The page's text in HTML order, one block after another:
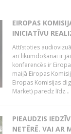
EIROPAS
INICIATĪVU
Attīstoties
arī likumdošanai ir
konferencēs ir
maijā Eiropas
Eiropas Komisijas
Market) paredz līdz...
PIEAUDZIS
NETĒRĒ. VAI AR